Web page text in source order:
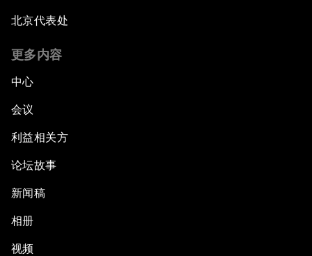
北京代表处
更多内容
中心
会议
利益相关方
论坛故事
新闻稿
相册
视频